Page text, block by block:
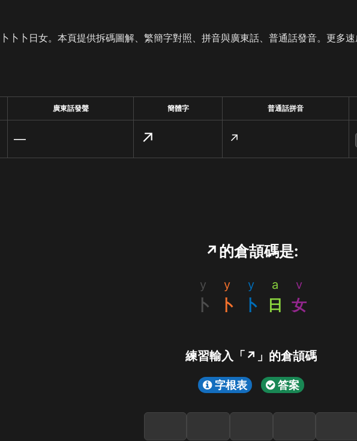
卜卜日女。本頁提供拆碼圖解、繁簡字對照、拼音與廣東話、普通話發音。更多速
廣東話發聲 簡體字 普通話拼音
— ↗ ↗
↗的倉頡碼是:
y
卜
y
卜
y
卜
a
日
v
女
練習輸入「↗」的倉頡碼
字根表 答案